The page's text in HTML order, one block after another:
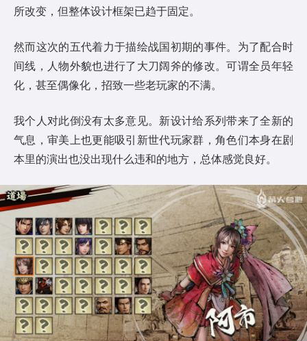
所改变，但整体设计框架已趋于固定。
然而这次的五代着力于描绘战国初期的事件。为了配合时
间线，人物外貌也进行了大刀阔斧的修改。可谓全员年轻
化，甚至偶像化，招致一些老玩家的不满。
我个人对此倒没有太多意见。新设计给系列带来了全新的
气息，审美上也更能吸引新世代玩家群，角色们本身在剧
本里的演出也没出现什么违和的地方，总体感觉良好。